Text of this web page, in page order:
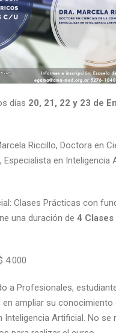
días 20, 21, 22 y 23 de
Riccillo, Doctora en
Especialista en Inteligencia
Clases Prácticas con
una duración de 4 Clases
4.000
a Profesionales,
ampliar su conocimiento
Artificial. No se